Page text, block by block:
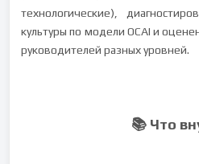
технологические),
культуры по модели OCAI и
руководителей разных уровней.
📚 Что